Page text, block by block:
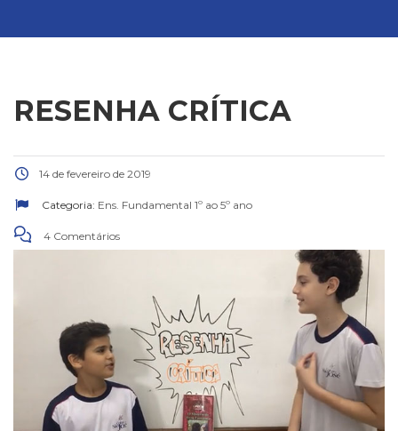
RESENHA CRÍTICA
14 de fevereiro de 2019
Categoria: Ens. Fundamental 1º ao 5º ano
4 Comentários